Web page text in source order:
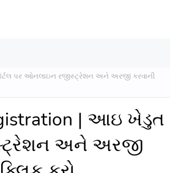
પર ઓનલાઇન રજીસ્ટ્રેશન અને અરજી કરવાની
| આઇ ખેડુત
અને અરજી